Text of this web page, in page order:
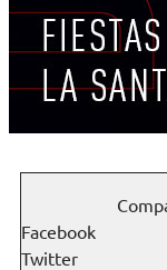
Facebook
Twitter